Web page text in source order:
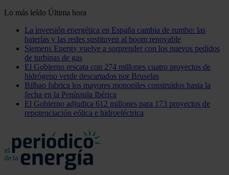
Lo más leído Última hora
La inversión energética en España cambia de rumbo: las
baterías y las redes sustituyen al boom renovable
Siemens Energy vuelve a sorprender con los nuevos pedidos
de turbinas de gas
El Gobierno rescata con 274 millones cuatro proyectos de
hidrógeno verde descartados por Bruselas
Bilbao fabrica los mayores monopiles construidos hasta la
fecha en la Península Ibérica
El Gobierno adjudica 612 millones para 173 proyectos de
repotenciación eólica e hidroeléctrica